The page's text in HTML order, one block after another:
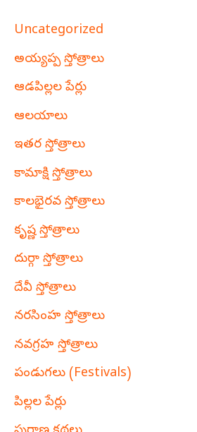
Uncategorized
అయ్యప్ప స్తోత్రాలు
ఆడపిల్లల పేర్లు
ఆలయాలు
ఇతర స్తోత్రాలు
కామాక్షి స్తోత్రాలు
కాలభైరవ స్తోత్రాలు
కృష్ణ స్తోత్రాలు
దుర్గా స్తోత్రాలు
దేవీ స్తోత్రాలు
నరసింహ స్తోత్రాలు
నవగ్రహ స్తోత్రాలు
పండుగలు (Festivals)
పిల్లల పేర్లు